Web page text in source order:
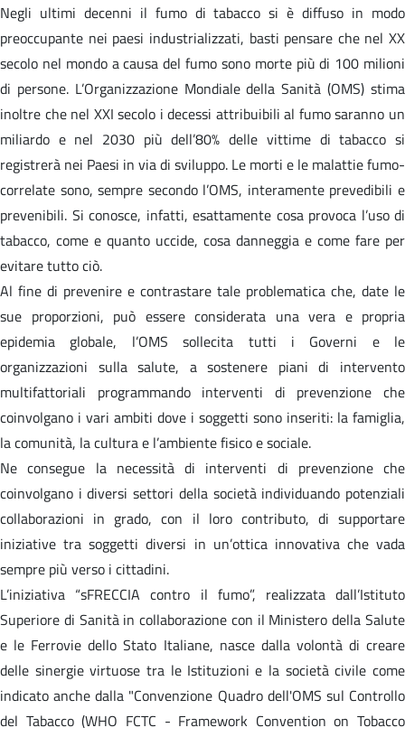
Negli ultimi decenni il fumo di tabacco si è diffuso in modo
preoccupante nei paesi industrializzati, basti pensare che nel XX
secolo nel mondo a causa del fumo sono morte più di 100 milioni
di persone. L’Organizzazione Mondiale della Sanità (OMS) stima
inoltre che nel XXI secolo i decessi attribuibili al fumo saranno un
miliardo e nel 2030 più dell’80% delle vittime di tabacco si
registrerà nei Paesi in via di sviluppo. Le morti e le malattie fumo-
correlate sono, sempre secondo l’OMS, interamente prevedibili e
prevenibili. Si conosce, infatti, esattamente cosa provoca l’uso di
tabacco, come e quanto uccide, cosa danneggia e come fare per
evitare tutto ciò.
Al fine di prevenire e contrastare tale problematica che, date le
sue proporzioni, può essere considerata una vera e propria
epidemia globale, l’OMS sollecita tutti i Governi e le
organizzazioni sulla salute, a sostenere piani di intervento
multifattoriali programmando interventi di prevenzione che
coinvolgano i vari ambiti dove i soggetti sono inseriti: la famiglia,
la comunità, la cultura e l’ambiente fisico e sociale.
Ne consegue la necessità di interventi di prevenzione che
coinvolgano i diversi settori della società individuando potenziali
collaborazioni in grado, con il loro contributo, di supportare
iniziative tra soggetti diversi in un’ottica innovativa che vada
sempre più verso i cittadini.
L’iniziativa “sFRECCIA contro il fumo”, realizzata dall’Istituto
Superiore di Sanità in collaborazione con il Ministero della Salute
e le Ferrovie dello Stato Italiane, nasce dalla volontà di creare
delle sinergie virtuose tra le Istituzioni e la società civile come
indicato anche dalla "Convenzione Quadro dell'OMS sul Controllo
del Tabacco (WHO FCTC - Framework Convention on Tobacco